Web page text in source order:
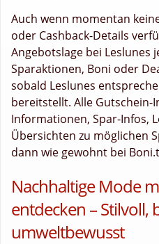
Auch wenn momentan
oder Cashback-Details
Angebotslage bei Leslunes
Sparaktionen, Boni oder
sobald Leslunes
bereitstellt. Alle Gutschein-
Informationen, Spar-Infos,
Übersichten zu möglichen
dann wie gewohnt bei
Nachhaltige Mode
entdecken – Stilvoll,
umweltbewusst